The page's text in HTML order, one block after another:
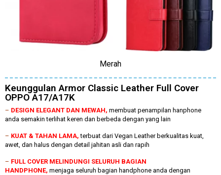
Merah
Keunggulan Armor Classic Leather Full Cover
OPPO A17/A17K
– DESIGN ELEGANT DAN MEWAH, membuat penampilan hanphone
anda semakin terlihat keren dan berbeda dengan yang lain
– KUAT & TAHAN LAMA,terbuat dari Vegan Leather berkualitas kuat,
awet, dan halus dengan detail jahitan asli dan rapih
– FULL COVER MELINDUNGI SELURUH BAGIAN
HANDPHONE, menjaga seluruh bagian handphone anda dengan